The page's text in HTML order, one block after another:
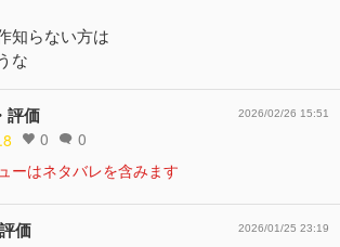
知らない方は
な
評価
0 0
2026/02/26 15:51
ーはネタバレを含みます
価 2026/01/25 23:19